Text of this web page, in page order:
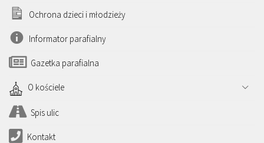
Ochrona dzieci i młodzieży
Informator parafialny
Gazetka parafialna
O kościele
Spis ulic
Kontakt